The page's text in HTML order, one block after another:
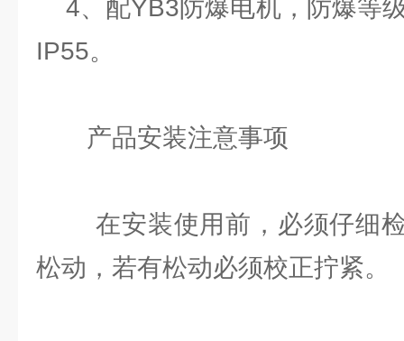
4、配YB3防爆电机，防爆等
IP55。
产品安装注意事项
在安装使用前，必须仔细检
松动，若有松动必须校正拧紧。